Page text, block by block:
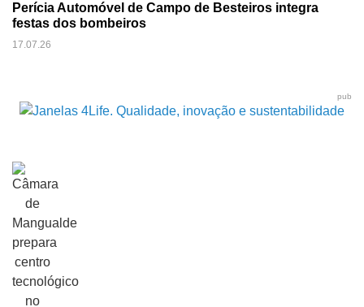
Perícia Automóvel de Campo de Besteiros integra
festas dos bombeiros
17.07.26
pub